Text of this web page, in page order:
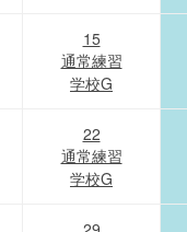
15
通常練習
学校G
22
通常練習
学校G